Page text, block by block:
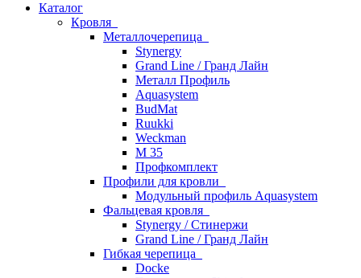
Каталог
Кровля
Металлочерепица
Stynergy
Grand Line / Гранд Лайн
Металл Профиль
Aquasystem
BudMat
Ruukki
Weckman
М 35
Профкомплект
Профили для кровли
Модульный профиль Aquasystem
Фальцевая кровля
Stynergy / Стинержи
Grand Line / Гранд Лайн
Гибкая черепица
Docke